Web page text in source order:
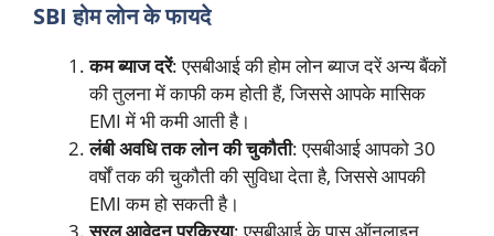
SBI होम लोन के फायदे
कम ब्याज दरें: एसबीआई की होम लोन ब्याज दरें अन्य बैंकों
की तुलना में काफी कम होती हैं, जिससे आपके मासिक
EMI में भी कमी आती है।
लंबी अवधि तक लोन की चुकौती: एसबीआई आपको 30
वर्षों तक की चुकौती की सुविधा देता है, जिससे आपकी
EMI कम हो सकती है।